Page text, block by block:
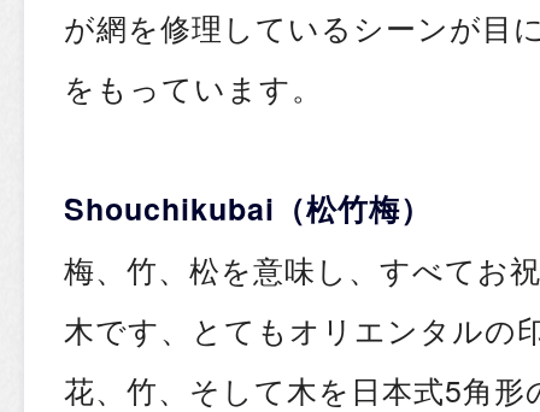
が網を修理しているシーンが目
をもっています。
Shouchikubai（松竹梅）
梅、竹、松を意味し、すべてお
木です、とてもオリエンタルの
花、竹、そして木を日本式5角